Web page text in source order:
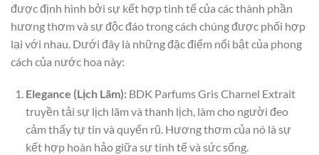
được định hình bởi sự kết hợp tinh tế của các thành phần
hương thơm và sự độc đáo trong cách chúng được phối hợp
lại với nhau. Dưới đây là những đặc điểm nổi bật của phong
cách của nước hoa này:
Elegance (Lịch Lãm):BDK Parfums Gris Charnel Extrait
truyền tải sự lịch lãm và thanh lịch, làm cho người đeo
cảm thấy tự tin và quyến rũ. Hương thơm của nó là sự
kết hợp hoàn hảo giữa sự tinh tế và sức sống.